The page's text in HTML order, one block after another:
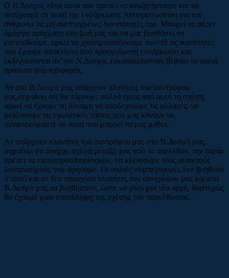
Ο Β.Δεσμός είναι αυτό που πρέπει να αναζητήσουμε και να
πετύχουμε σε αυτή την ενσάρκωση. Αντιπροσωπεύει για τον
άνθρωπο τις μη ανεπτυγμένες δυνατότητές του. Μπορεί να φέρει
όμορφα πράγματα στη ζωή μας και να μας βοηθήσει να
επεκταθούμε, αρκεί να χρησιμοποιήσουμε σωστά τις ικανότητες
που έχουμε αποκτήσει από προηγούμενη ενσάρκωση και
εκδηλώνονται απ’τον Ν.Δεσμό, εγκαταλείποντας βέβαια τα παλιά
πρότυπα συμπεριφοράς.
Αν στο Β.Δεσμό μας υπάρχουν πλανήτες του συντρόφου
μας,σημαίνει ότι θα πάρουμε πολλά εμείς από αυτή τη σχέση,
αρκεί να έχουμε τη δύναμη να αποδεχτούμε τις αλλαγές, να
μειώσουμε τις εγωιστικές τάσεις που μας κάνουν να
αντιστεκόμαστε σε αυτά που μπορεί να μας μάθει.
Αν υπάρχουν πλανήτες του συντρόφου μας στο Ν.Δεσμό μας,
σημαίνει ότι υπήρχε σχέση μεταξύ μας από το παρελθόν, την οποία
πρέπει να επαναπροσδιορίσουμε, να κλείσουμε τους ανοικτούς
λογαριασμούς που αφήσαμε. Οι παλιές συμπεριφορές δεν βοηθούν
σ’αυτό και αν δεν υπάρχουν πλανήτες του συντρόφου μας και στο
Β.Δεσμό μας,να βοηθήσουν, ώστε να γίνει μια νέα αρχή, δυστυχώς
θα έχουμε μιαν επανάληψη της σχέσης του παρελθόντος.